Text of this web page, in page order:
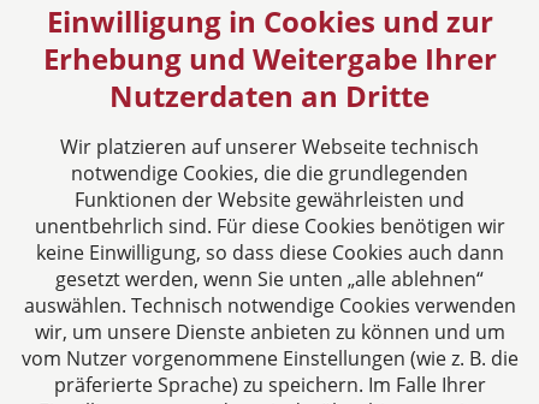
Oldenburg
Sieben Berge 37
26125 Oldenburg
Deutschland
Tel: +49 441 921730
Fax: +49 441 12629
E-Mail:info@rbo-rechtsanwaelte.de
Folgen Sie uns auf
Einwilligung in Cookies und zur
Erhebung und Weitergabe Ihrer
Nutzerdaten an Dritte
Wir platzieren auf unserer Webseite technisch
notwendige Cookies, die die grundlegenden
Funktionen der Website gewährleisten und
unentbehrlich sind. Für diese Cookies benötigen wir
keine Einwilligung, so dass diese Cookies auch dann
gesetzt werden, wenn Sie unten „alle ablehnen“
auswählen. Technisch notwendige Cookies verwenden
wir, um unsere Dienste anbieten zu können und um
vom Nutzer vorgenommene Einstellungen (wie z. B. die
präferierte Sprache) zu speichern. Im Falle Ihrer